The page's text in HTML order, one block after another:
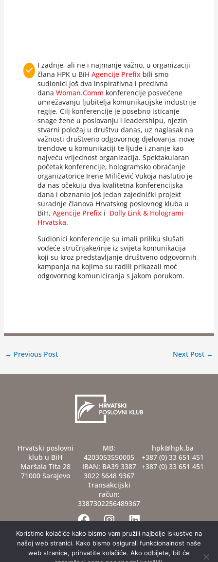
I zadnje, ali ne i najmanje važno, u organizaciji
člana HPK u BiH Agencije Prefix bili smo
sudionici još dva inspirativna i predivna
dana Woman.Comm konferencije posvećene
umrežavanju ljubitelja komunikacijske industrije
regije. Cilj konferencije je posebno isticanje
snage žene u poslovanju i leadershipu, njezin
stvarni položaj u društvu danas, uz naglasak na
važnosti društveno odgovornog djelovanja, nove
trendove u komunikaciji te ljude i znanje kao
najveću vrijednost organizacija. Spektakularan
početak konferencije, hologramsko obraćanje
organizatorice Irene Miličević Vukoja naslutio je
da nas očekuju dva kvalitetna konferencijska
dana i obznanio još jedan zajednički projekt
suradnje članova Hrvatskog poslovnog kluba u
BiH, Agencije Prefix i Dolly Link & Hologrami
Hrvatska.
Sudionici konferencije su imali priliku slušati
vodeće stručnjake/inje iz svijeta komunikacija
koji su kroz predstavljanje društveno odgovornih
kampanja na kojima su radili prikazali moć
odgovornog komuniciranja s jakom porukom.
← Previous Post Next Post →
Hrvatski poslovni
klub u BiH
Maršala Tita 28
71000 Sarajevo
MB:
4203053550005
IBAN: BA39 3387
3022 5648 9367
Transakcijski
račun:
3387302256489367
hpk@hpk.ba
+387 (0) 33 651 451
+387 (0) 33 651 451
F
a
c
e
I
n
s
t
L
i
n
k
Koristimo kolačiće kako bismo vam pružili najbolje iskustvo na
našoj web stranici. Kako bismo osigurali funkcionalnost naše
web stranice, prihvatite kolačiće. Ako odbijete, bit će